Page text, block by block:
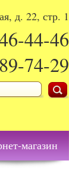
д. 22, стр. 1
44-46
74-29
магазин